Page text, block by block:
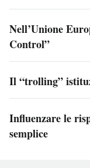
Nell’Unione
Control”
Il “trolling”
Influenzare le
semplice